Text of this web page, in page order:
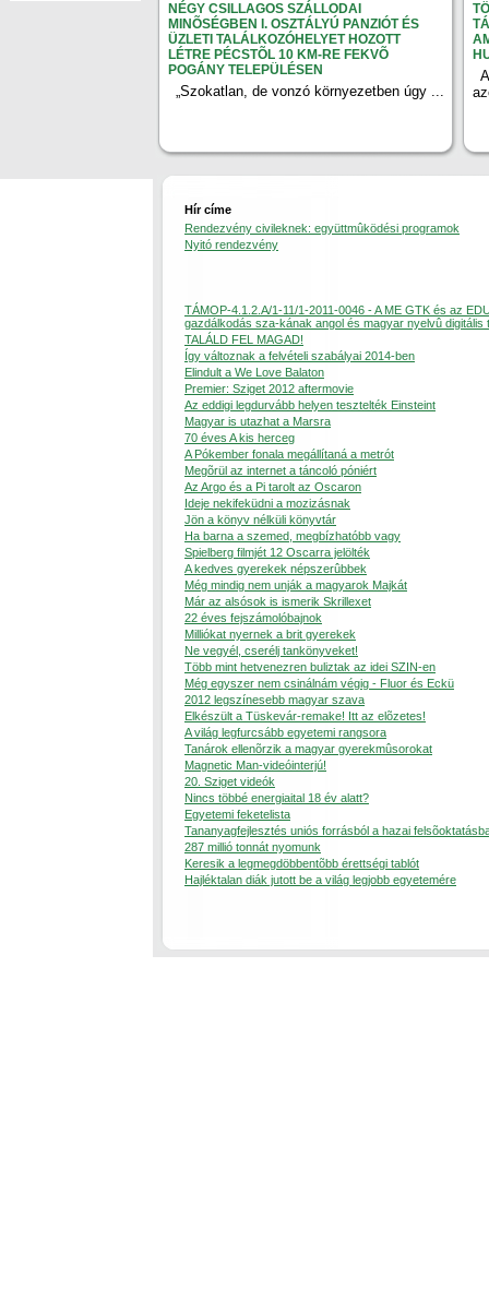
NÉGY CSILLAGOS SZÁLLODAI
MINÕSÉGBEN I. OSZTÁLYÚ PANZIÓT ÉS
ÜZLETI TALÁLKOZÓHELYET HOZOTT
LÉTRE PÉCSTÕL 10 KM-RE FEKVÕ
POGÁNY TELEPÜLÉSEN
„Szokatlan, de vonzó környezetben úgy ...
Hír címe
Rendezvény civileknek: együttmûködési programok
Nyitó rendezvény
TÁMOP-4.1.2.A/1-11/1-2011-0046 - A ME GTK és az
gazdálkodás sza-kának angol és magyar nyelvû digitális
TALÁLD FEL MAGAD!
Így változnak a felvételi szabályai 2014-ben
Elindult a We Love Balaton
Premier: Sziget 2012 aftermovie
Az eddigi legdurvább helyen tesztelték Einsteint
Magyar is utazhat a Marsra
70 éves A kis herceg
A Pókember fonala megállítaná a metrót
Megõrül az internet a táncoló póniért
Az Argo és a Pi tarolt az Oscaron
Ideje nekifeküdni a mozizásnak
Jön a könyv nélküli könyvtár
Ha barna a szemed, megbízhatóbb vagy
Spielberg filmjét 12 Oscarra jelölték
A kedves gyerekek népszerûbbek
Még mindig nem unják a magyarok Majkát
Már az alsósok is ismerik Skrillexet
22 éves fejszámolóbajnok
Milliókat nyernek a brit gyerekek
Ne vegyél, cserélj tankönyveket!
Több mint hetvenezren buliztak az idei SZIN-en
Még egyszer nem csinálnám végig - Fluor és Eckü
2012 legszínesebb magyar szava
Elkészült a Tüskevár-remake! Itt az elõzetes!
A világ legfurcsább egyetemi rangsora
Tanárok ellenõrzik a magyar gyerekmûsorokat
Magnetic Man-videóinterjú!
20. Sziget videók
Nincs többé energiaital 18 év alatt?
Egyetemi feketelista
Tananyagfejlesztés uniós forrásból a hazai
287 millió tonnát nyomunk
Keresik a legmegdöbbentõbb érettségi tablót
Hajléktalan diák jutott be a világ legjobb egyetemére